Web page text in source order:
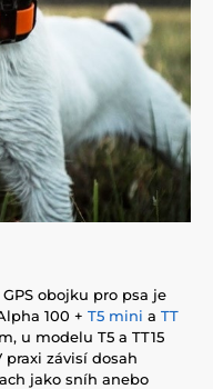
obojku pro psa je
100 + T5 mini a TT
u modelu T5 a TT15
praxi závisí dosah
jako sníh anebo